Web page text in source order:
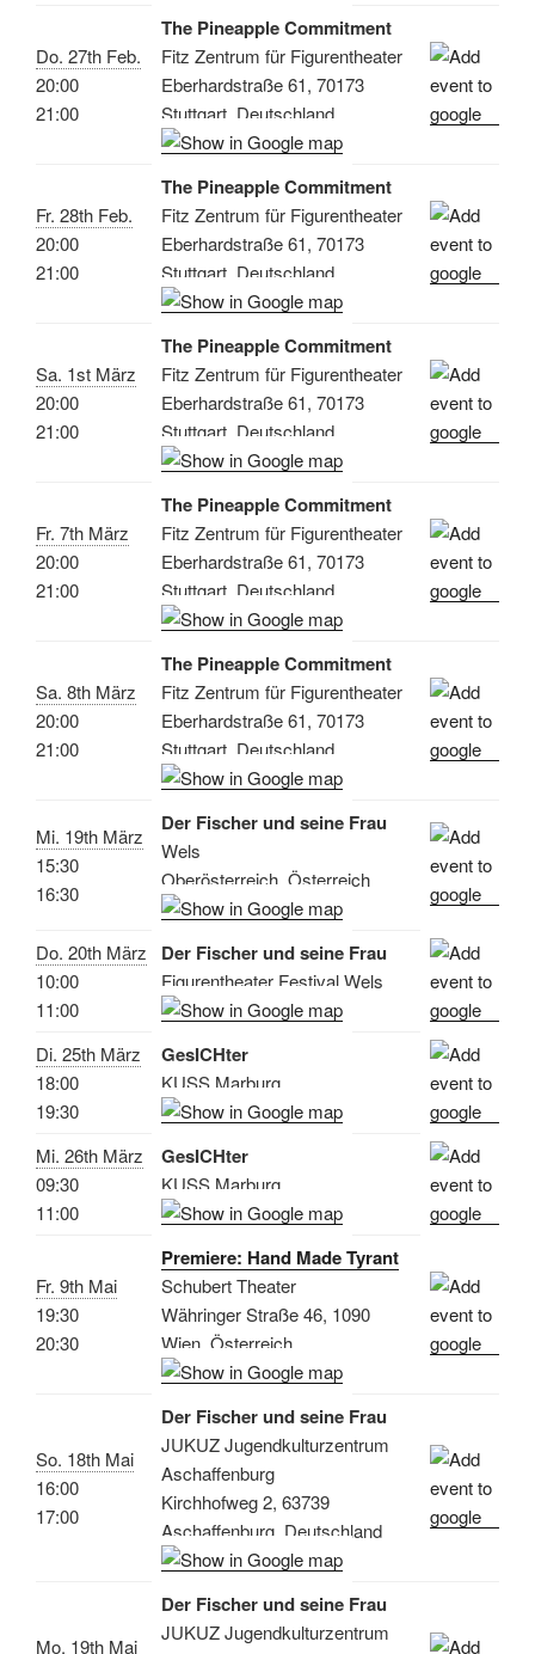
Do. 27th Feb.
20:00
21:00
The Pineapple Commitment
Fitz Zentrum für Figurentheater
Eberhardstraße 61, 70173
Stuttgart, Deutschland
Fr. 28th Feb.
20:00
21:00
The Pineapple Commitment
Fitz Zentrum für Figurentheater
Eberhardstraße 61, 70173
Stuttgart, Deutschland
Sa. 1st März
20:00
21:00
The Pineapple Commitment
Fitz Zentrum für Figurentheater
Eberhardstraße 61, 70173
Stuttgart, Deutschland
Fr. 7th März
20:00
21:00
The Pineapple Commitment
Fitz Zentrum für Figurentheater
Eberhardstraße 61, 70173
Stuttgart, Deutschland
Sa. 8th März
20:00
21:00
The Pineapple Commitment
Fitz Zentrum für Figurentheater
Eberhardstraße 61, 70173
Stuttgart, Deutschland
Mi. 19th März
15:30
16:30
Der Fischer und seine Frau
Wels
Oberösterreich, Österreich
Do. 20th März
10:00
11:00
Der Fischer und seine Frau
Figurentheater Festival Wels
Di. 25th März
18:00
19:30
GesICHter
KUSS Marburg
Mi. 26th März
09:30
11:00
GesICHter
KUSS Marburg
Fr. 9th Mai
19:30
20:30
Premiere: Hand Made Tyrant
Schubert Theater
Währinger Straße 46, 1090
Wien, Österreich
So. 18th Mai
16:00
17:00
Der Fischer und seine Frau
JUKUZ Jugendkulturzentrum
Aschaffenburg
Kirchhofweg 2, 63739
Aschaffenburg, Deutschland
Mo. 19th Mai
Der Fischer und seine Frau
JUKUZ Jugendkulturzentrum